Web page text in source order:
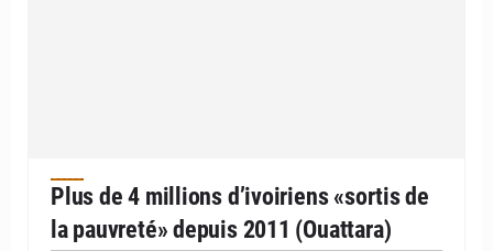
Plus de 4 millions d’ivoiriens «sortis de
la pauvreté» depuis 2011 (Ouattara)